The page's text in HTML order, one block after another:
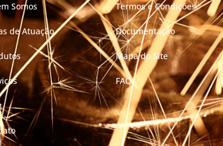
Somos
de Atuação
Termos e Condições
Documentação
Mapa do Site
FAQ